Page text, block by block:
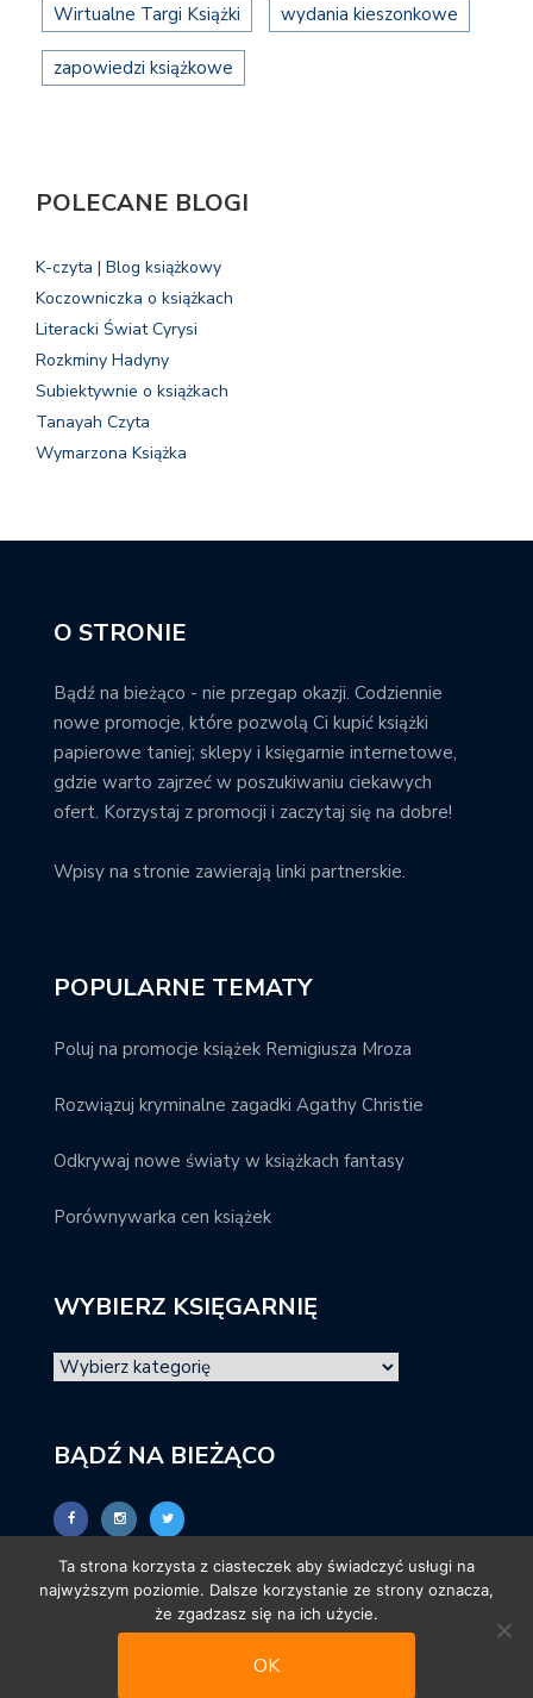
Wirtualne Targi Książki wydania kieszonkowe
zapowiedzi książkowe
POLECANE BLOGI
K-czyta | Blog książkowy
Koczowniczka o książkach
Literacki Świat Cyrysi
Rozkminy Hadyny
Subiektywnie o książkach
Tanayah Czyta
Wymarzona Książka
O STRONIE
Bądź na bieżąco - nie przegap okazji. Codziennie
nowe promocje, które pozwolą Ci kupić książki
papierowe taniej; sklepy i księgarnie internetowe,
gdzie warto zajrzeć w poszukiwaniu ciekawych
ofert. Korzystaj z promocji i zaczytaj się na dobre!
Wpisy na stronie zawierają linki partnerskie.
POPULARNE TEMATY
Poluj na promocje książek Remigiusza Mroza
Rozwiązuj kryminalne zagadki Agathy Christie
Odkrywaj nowe światy w książkach fantasy
Porównywarka cen książek
WYBIERZ KSIĘGARNIĘ
BĄDŹ NA BIEŻĄCO
© promocjeksiazkowe.pl
Ta strona korzysta z ciasteczek aby świadczyć usługi na
najwyższym poziomie. Dalsze korzystanie ze strony oznacza,
że zgadzasz się na ich użycie.
OK